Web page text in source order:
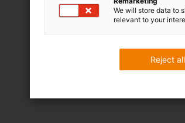
We will store data to
relevant to your
Reject all